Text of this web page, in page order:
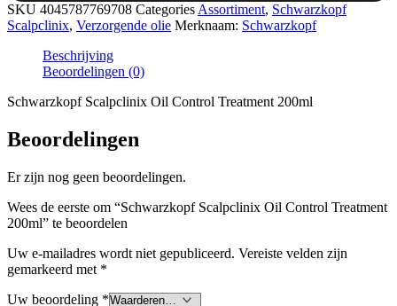
SKU 4045787769708 Categories Assortiment, Schwarzkopf
Scalpclinix, Verzorgende olie Merknaam: Schwarzkopf
Beschrijving
Beoordelingen (0)
Schwarzkopf Scalpclinix Oil Control Treatment 200ml
Beoordelingen
Er zijn nog geen beoordelingen.
Wees de eerste om “Schwarzkopf Scalpclinix Oil Control Treatment
200ml” te beoordelen
Uw e-mailadres wordt niet gepubliceerd. Vereiste velden zijn
gemarkeerd met *
Uw beoordeling *